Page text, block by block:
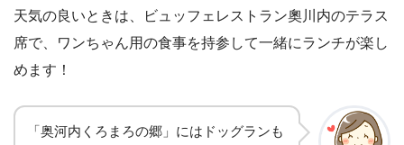
天気の良いときは、ビュッフェレストラン奧川内のテラス
席で、ワンちゃん用の食事を持参して一緒にランチが楽し
めます！
「奥河内くろまろの郷」にはドッグランも